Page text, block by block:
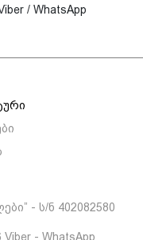
/ WhatsApp
- ს/ნ 402082580
- WhatsApp